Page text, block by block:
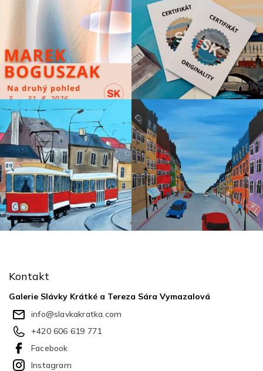
Kontakt
Galerie Slávky Krátké a Tereza Sára Vymazalová
info@slavkakratka.com
+420 606 619 771
Facebook
Instagram